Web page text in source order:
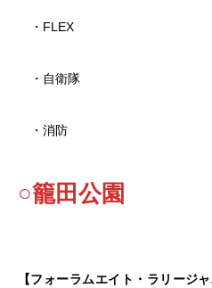
・FLEX
・自衛隊
・消防
○籠田公園
【フォーラムエイト・ラリー